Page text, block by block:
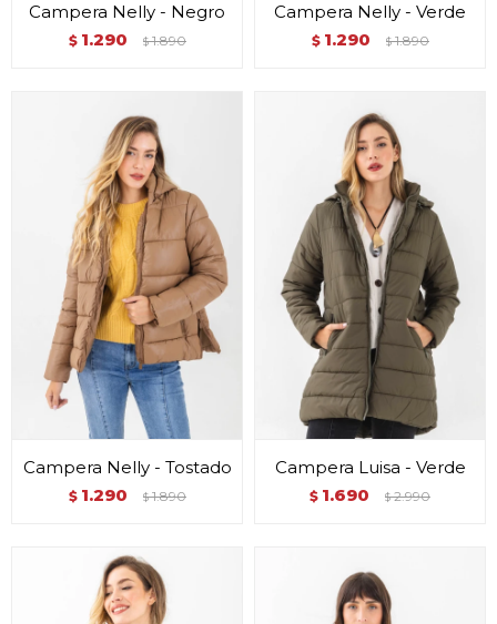
Campera Nelly - Negro
$ 1.290 $ 1.890
Campera Nelly - Verde
$ 1.290 $ 1.890
Campera Nelly - Tostado
$ 1.290 $ 1.890
Campera Luisa - Verde
$ 1.690 $ 2.990